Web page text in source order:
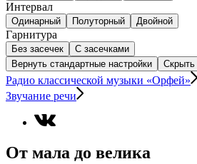
Интервал
Одинарный Полуторный Двойной
Гарнитура
Без засечек
С засечками
Вернуть стандартные настройки
Скрыть
Радио классической музыки «Орфей»
Звучание речи
От мала до велика